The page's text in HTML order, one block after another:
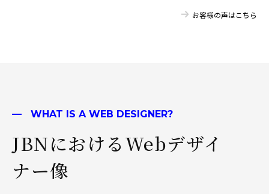
お客様の声はこちら
WHAT IS A WEB DESIGNER?
JBNにおけるWebデザイ
ナー像